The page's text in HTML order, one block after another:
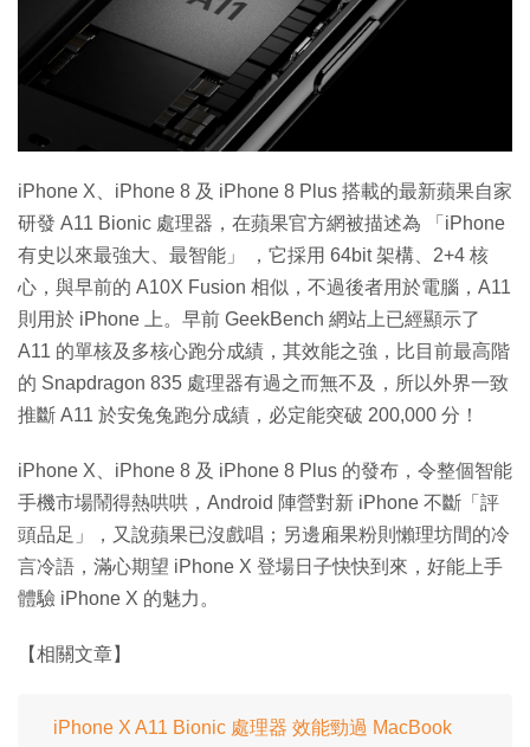
iPhone X、iPhone 8 及 iPhone 8 Plus 搭載的最新蘋果自家
研發 A11 Bionic 處理器，在蘋果官方網被描述為 「iPhone
有史以來最強大、最智能」 ，它採用 64bit 架構、2+4 核
心，與早前的 A10X Fusion 相似，不過後者用於電腦，A11
則用於 iPhone 上。早前 GeekBench 網站上已經顯示了
A11 的單核及多核心跑分成績，其效能之強，比目前最高階
的 Snapdragon 835 處理器有過之而無不及，所以外界一致
推斷 A11 於安兔兔跑分成績，必定能突破 200,000 分！
iPhone X、iPhone 8 及 iPhone 8 Plus 的發布，令整個智能
手機市場鬧得熱哄哄，Android 陣營對新 iPhone 不斷「評
頭品足」，又說蘋果已沒戲唱；另邊廂果粉則懶理坊間的冷
言冷語，滿心期望 iPhone X 登場日子快快到來，好能上手
體驗 iPhone X 的魅力。
【相關文章】
iPhone X A11 Bionic 處理器 效能勁過 MacBook